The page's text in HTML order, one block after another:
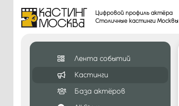
Цифровой профиль актёра
Столичные кастинги Москвы
Лента событий
Кастинги
База актёров